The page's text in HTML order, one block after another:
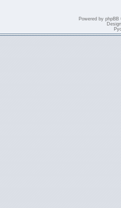
Powered by phpBB